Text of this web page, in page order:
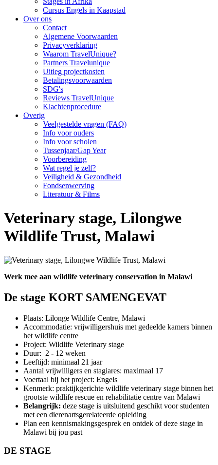
Cursus Engels in Kaapstad
Over ons
Contact
Algemene Voorwaarden
Privacyverklaring
Waarom TravelUnique?
Partners Travelunique
Uitleg projectkosten
Betalingsvoorwaarden
SDG's
Reviews TravelUnique
Klachtenprocedure
Overig
Veelgestelde vragen (FAQ)
Info voor ouders
Info voor scholen
Tussenjaar/Gap Year
Voorbereiding
Wat regel je zelf?
Veiligheid & Gezondheid
Fondsenwerving
Literatuur & Films
Veterinary stage, Lilongwe
Wildlife Trust, Malawi
Werk mee aan wildlife veterinary conservation in Malawi
De stage KORT SAMENGEVAT
Plaats: Lilonge Wildlife Centre, Malawi
Accommodatie: vrijwilligershuis met gedeelde kamers binnen
het wildlife centre
Project: Wildlife Veterinary stage
Duur: 2 - 12 weken
Leeftijd: minimaal 21 jaar
Aantal vrijwilligers en stagiares: maximaal 17
Voertaal bij het project: Engels
Kenmerk: praktijkgerichte wildlife veterinary stage binnen het
grootste wildlife rescue en rehabilitatie centre van Malawi
Belangrijk: deze stage is uitsluitend geschikt voor studenten
met een dierenartsgerelateerde opleiding
Plan een kennismakingsgesprek en ontdek of deze stage in
Malawi bij jou past
DE STAGE